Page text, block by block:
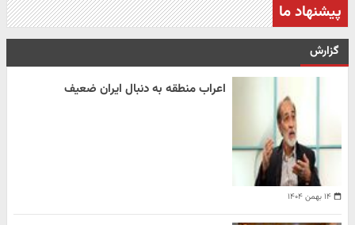
پیشنهاد ما
گزارش
۱۴ بهمن ۱۴۰۴
اعراب منطقه به دنبال ایران ضعیف